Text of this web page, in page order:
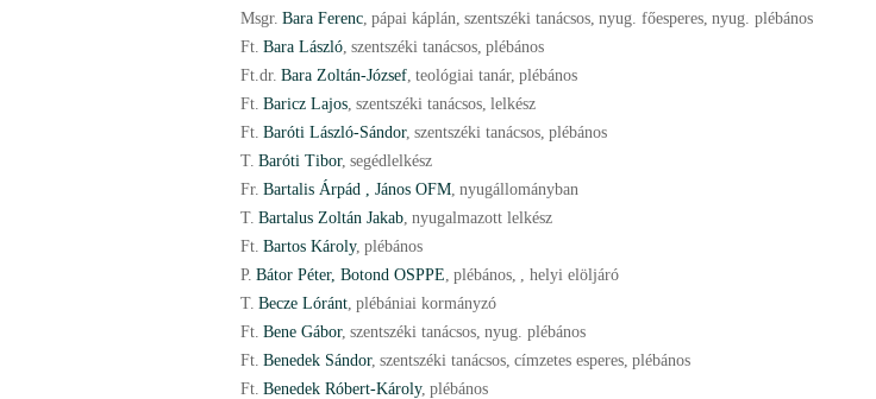
Msgr. Bara Ferenc, pápai káplán, szentszéki tanácsos, nyug. főesperes, nyug. plébános
Ft. Bara László, szentszéki tanácsos, plébános
Ft.dr. Bara Zoltán-József, teológiai tanár, plébános
Ft. Baricz Lajos, szentszéki tanácsos, lelkész
Ft. Baróti László-Sándor, szentszéki tanácsos, plébános
T. Baróti Tibor, segédlelkész
Fr. Bartalis Árpád , János OFM, nyugállományban
T. Bartalus Zoltán Jakab, nyugalmazott lelkész
Ft. Bartos Károly, plébános
P. Bátor Péter, Botond OSPPE, plébános, , helyi elöljáró
T. Becze Lóránt, plébániai kormányzó
Ft. Bene Gábor, szentszéki tanácsos, nyug. plébános
Ft. Benedek Sándor, szentszéki tanácsos, címzetes esperes, plébános
Ft. Benedek Róbert-Károly, plébános